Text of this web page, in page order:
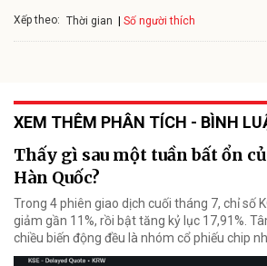
Xếp theo: Thời gian Số người thích
XEM THÊM PHÂN TÍCH - BÌNH
Thấy gì sau một tuần bất ổn
Hàn Quốc?
Trong 4 phiên giao dịch cuối tháng 7, chỉ số
giảm gần 11%, rồi bật tăng kỷ lục 17,91%.
chiều biến động đều là nhóm cổ phiếu chip